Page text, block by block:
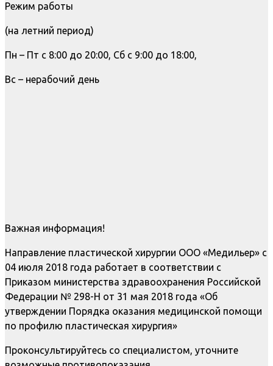
Режим работы
(на летний период)
Пн – Пт с 8:00 до 20:00, Сб с 9:00 до 18:00,
Вс – нерабочий день
Важная информация!
Направление пластической хирургии ООО «Медильер» с
04 июля 2018 года работает в соответствии с
Приказом министерства здравоохранения Российской
Федерации № 298-Н от 31 мая 2018 года «Об
утверждении Порядка оказания медицинской помощи
по профилю пластическая хирургия»
Проконсультируйтесь со специалистом, уточните